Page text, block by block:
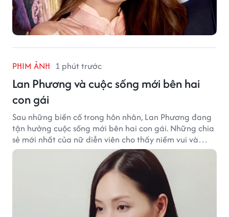
PHIM ẢNH 1 phút trước
Lan Phương và cuộc sống mới bên hai
con gái
Sau những biến cố trong hôn nhân, Lan Phương đang
tận hưởng cuộc sống mới bên hai con gái. Những chia
sẻ mới nhất của nữ diễn viên cho thấy niềm vui và
hạnh phúc hiện tại đến từ những điều bình dị mỗi